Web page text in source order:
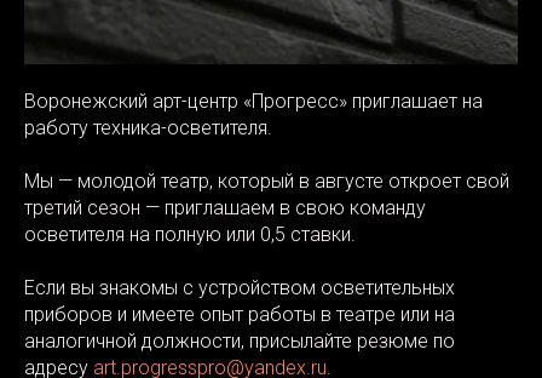
Воронежский арт-центр «Прогресс» приглашает на
работу техника-осветителя.
Мы — молодой театр, который в августе откроет свой
третий сезон — приглашаем в свою команду
осветителя на полную или 0,5 ставки.
Если вы знакомы с устройством осветительных
приборов и имеете опыт работы в театре или на
аналогичной должности, присылайте резюме по
адресу art.progresspro@yandex.ru.